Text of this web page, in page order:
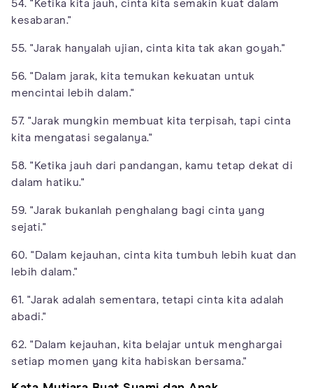
54. "Ketika kita jauh, cinta kita semakin kuat dalam
kesabaran."
55. "Jarak hanyalah ujian, cinta kita tak akan goyah."
56. "Dalam jarak, kita temukan kekuatan untuk
mencintai lebih dalam."
57. "Jarak mungkin membuat kita terpisah, tapi cinta
kita mengatasi segalanya."
58. "Ketika jauh dari pandangan, kamu tetap dekat di
dalam hatiku."
59. "Jarak bukanlah penghalang bagi cinta yang
sejati."
60. "Dalam kejauhan, cinta kita tumbuh lebih kuat dan
lebih dalam."
61. "Jarak adalah sementara, tetapi cinta kita adalah
abadi."
62. "Dalam kejauhan, kita belajar untuk menghargai
setiap momen yang kita habiskan bersama."